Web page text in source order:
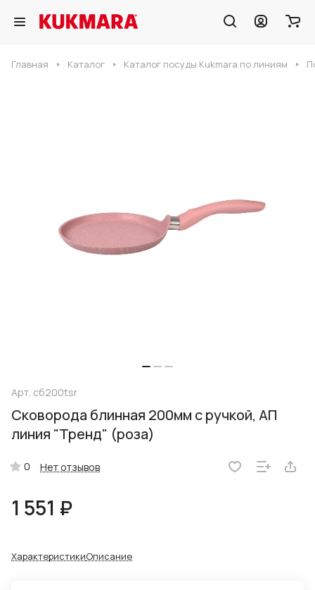
Главная Каталог Каталог посуды Kukmara по линиям
Арт. сб200tsr
Сковорода блинная 200мм с ручкой, АП
линия "Тренд" (роза)
0 Нет отзывов
1 551 ₽
ХарактеристикиОписание